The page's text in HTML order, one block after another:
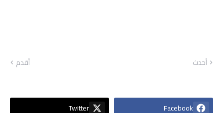
أحدث أقدم
Facebook
Twitter